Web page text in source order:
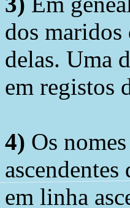
dos maridos
delas. Uma
em registos
4) Os
em linha